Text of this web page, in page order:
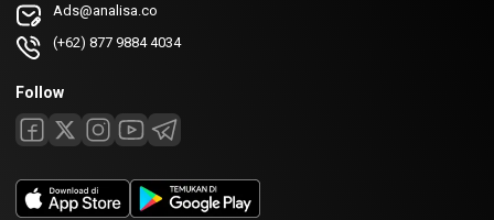
Ads@analisa.co
(+62) 877 9884 4034
Follow